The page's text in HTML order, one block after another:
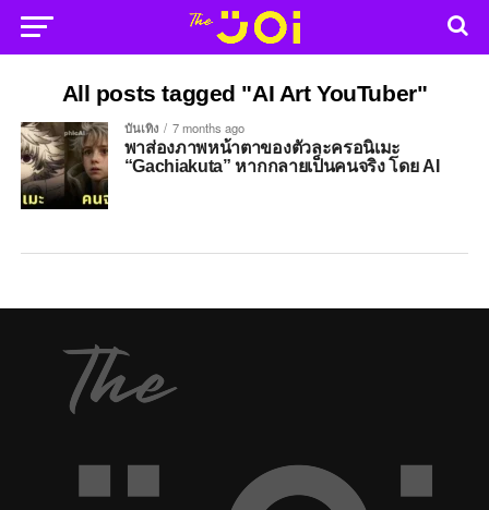
All posts tagged "AI Art YouTuber"
บันเทิง 7 months ago
พาส่องภาพหน้าตาของตัวละครอนิเมะ
“Gachiakuta” หากกลายเป็นคนจริง โดย AI